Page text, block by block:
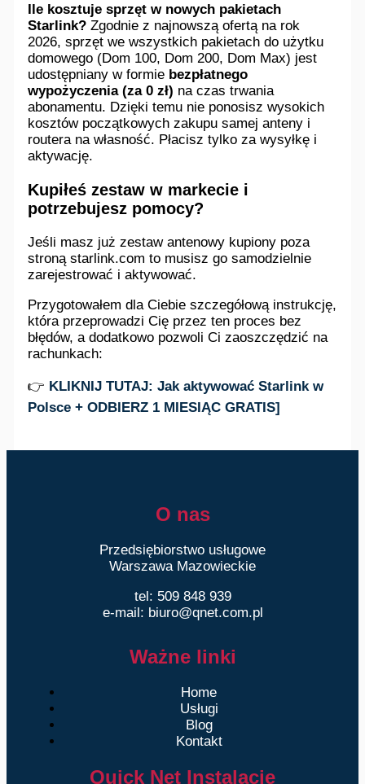
Ile kosztuje sprzęt w nowych pakietach
Starlink? Zgodnie z najnowszą ofertą na rok
2026, sprzęt we wszystkich pakietach do użytku
domowego (Dom 100, Dom 200, Dom Max) jest
udostępniany w formie bezpłatnego
wypożyczenia (za 0 zł) na czas trwania
abonamentu. Dzięki temu nie ponosisz wysokich
kosztów początkowych zakupu samej anteny i
routera na własność. Płacisz tylko za wysyłkę i
aktywację.
Kupiłeś zestaw w markecie i
potrzebujesz pomocy?
Jeśli masz już zestaw antenowy kupiony poza
stroną starlink.com to musisz go samodzielnie
zarejestrować i aktywować.
Przygotowałem dla Ciebie szczegółową instrukcję,
która przeprowadzi Cię przez ten proces bez
błędów, a dodatkowo pozwoli Ci zaoszczędzić na
rachunkach:
👉 KLIKNIJ TUTAJ: Jak aktywować Starlink w
Polsce + ODBIERZ 1 MIESIĄC GRATIS]
O nas
Przedsiębiorstwo usługowe
Warszawa Mazowieckie
tel: 509 848 939
e-mail: biuro@qnet.com.pl
Ważne linki
Home
Usługi
Blog
Kontakt
Quick Net Instalacje